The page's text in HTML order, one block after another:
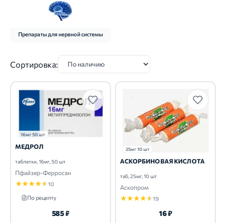
Препараты для нервной системы
Сортировка:
16мг 50 шт
МЕДРОЛ
таблетки, 16мг, 50 шт
Пфайзер-Ферросан
★★★★★10
По рецепту
585 ₽
25мг 10 шт
АСКОРБИНОВАЯ КИСЛОТА
таб, 25мг, 10 шт
Аскопром
★★★★★19
16 ₽